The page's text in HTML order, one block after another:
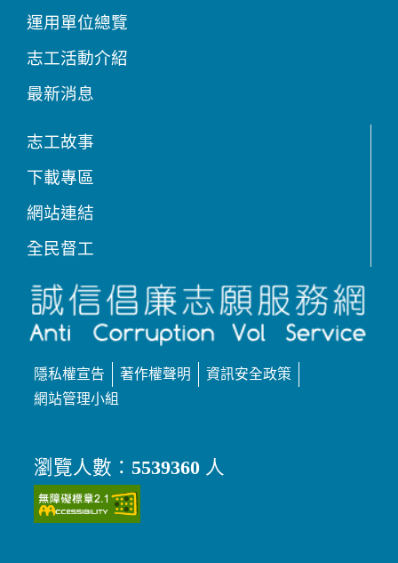
運用單位總覽
志工活動介紹
最新消息
志工故事
下載專區
網站連結
全民督工
隱私權宣告 著作權聲明
資訊安全政策
網站管理小組
瀏覽人數： 5539360 人